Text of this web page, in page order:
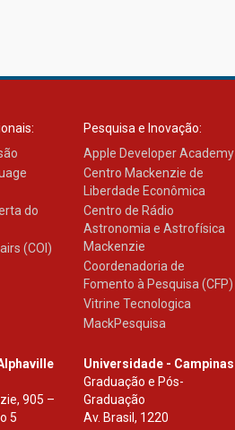
do
(COI)
Pesquisa e Inovação:
Apple Developer Academy
Centro Mackenzie de
Liberdade Econômica
Centro de Rádio
Astronomia e Astrofísica
Mackenzie
Coordenadoria de
Fomento à Pesquisa (CFP)
Vitrine Tecnologica
MackPesquisa
905 –
5
Universidade - Campinas
Graduação e Pós-
Graduação
Av. Brasil, 1220